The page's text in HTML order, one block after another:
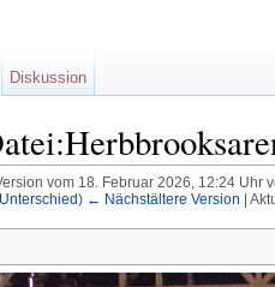
vom 18. Februar 2026, 12:24 Uhr
) ← Nächstältere Version |
Diskussion